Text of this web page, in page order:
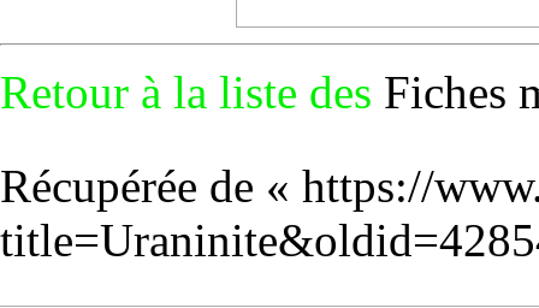
Retour à la liste des Fiches
Récupérée de « https://